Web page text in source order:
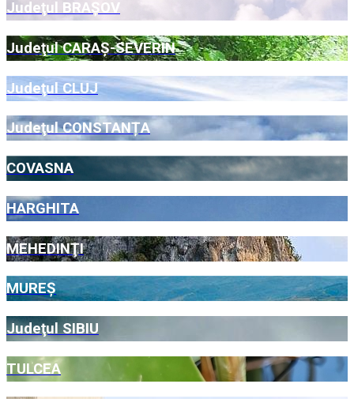
Judeţul BRAŞOV
Judeţul CARAŞ-SEVERIN
Judeţul CLUJ
Judeţul CONSTANȚA
COVASNA
HARGHITA
MEHEDINŢI
MUREŞ
Judeţul SIBIU
TULCEA